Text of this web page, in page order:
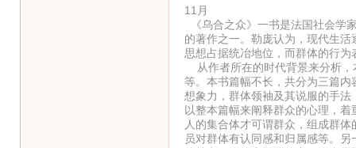
11月
《乌合之众》一书是法国社会学
的著作之一。勒庞认为，现代生
思想占据统冶地位，而群体的行
从作者所在的时代背景来分析，
等。本书篇幅不长，共分为三篇
想象力，群体领袖及其说服的手
以整本篇幅来阐释群众的心理，
人的集合体才可谓群众，组成群
员对群体有认同感和归属感等。